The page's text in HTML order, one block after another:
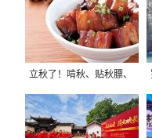
立秋了！啃秋、贴秋膘、
晒秋，福建人这样过才够
味→